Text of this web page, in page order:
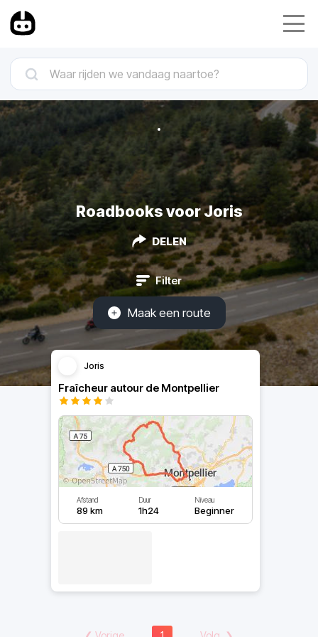
Roadbooks voor Joris
DELEN
Filter
Maak een route
Joris
Fraîcheur autour de Montpellier
Afstand
89 km
Duur
1h24
Niveau
Beginner